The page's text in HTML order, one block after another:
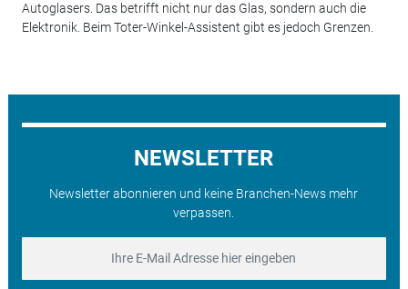
Autoglasers. Das betrifft nicht nur das Glas, sondern auch die
Elektronik. Beim Toter-Winkel-Assistent gibt es jedoch Grenzen.
NEWSLETTER
Newsletter abonnieren und keine Branchen-News mehr
verpassen.